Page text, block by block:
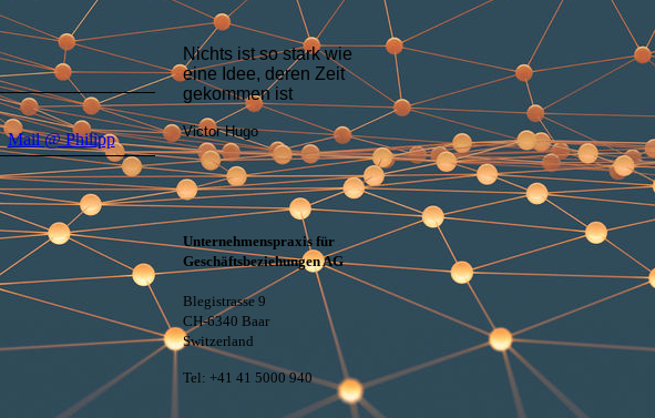
Mail @ Philipp
Nichts ist so stark wie
eine Idee, deren Zeit
gekommen ist
Victor Hugo
Unternehmenspraxis für
Geschäftsbeziehungen AG
Blegistrasse 9
CH-6340 Baar
Switzerland
Tel: +41 41 5000 940